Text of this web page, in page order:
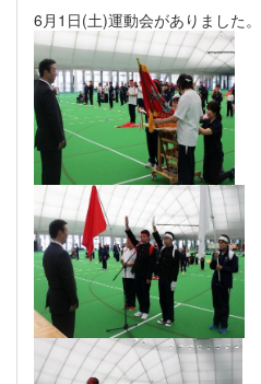
6月1日(土)運動会がありました。